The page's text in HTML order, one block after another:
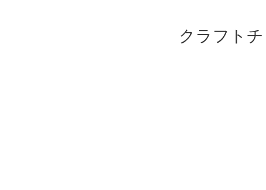
クラフト